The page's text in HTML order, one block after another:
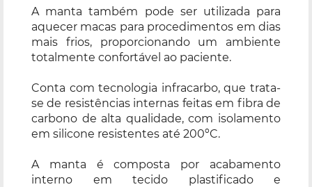
A manta também pode ser utilizada para
aquecer macas para procedimentos em dias
mais frios, proporcionando um ambiente
totalmente confortável ao paciente.
Conta com tecnologia infracarbo, que trata-
se de resistências internas feitas em fibra de
carbono de alta qualidade, com isolamento
em silicone resistentes até 200ºC.
A manta é composta por acabamento
interno em tecido plastificado e